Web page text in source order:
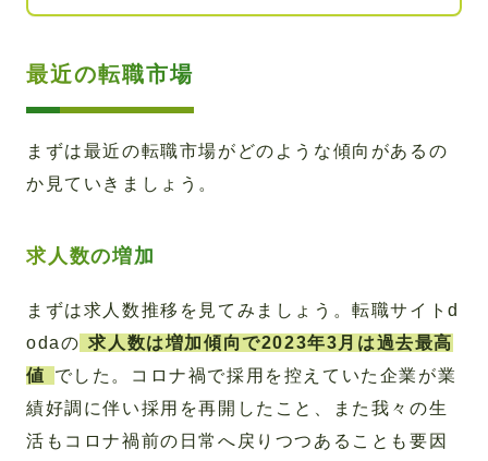
最近の転職市場
まずは最近の転職市場がどのような傾向があるの
か見ていきましょう。
求人数の増加
まずは求人数推移を見てみましょう。転職サイトd
odaの 求人数は増加傾向で2023年3月は過去最高
値
でした。コロナ禍で採用を控えていた企業が業
績好調に伴い採用を再開したこと、また我々の生
活もコロナ禍前の日常へ戻りつつあることも要因